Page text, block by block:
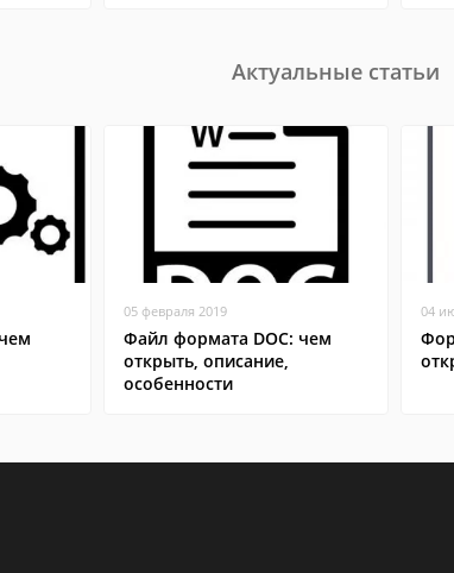
Актуальные статьи
05 февраля 2019
Файл формата DOC: чем
открыть, описание,
особенности
04